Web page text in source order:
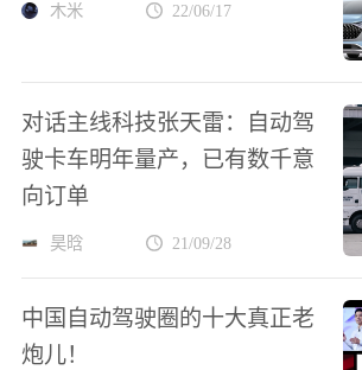
木米 22/06/17
对话主线科技张天雷：自动驾
驶卡车明年量产，已有数千意
向订单
昊晗 21/09/28
中国自动驾驶圈的十大真正老
炮儿！